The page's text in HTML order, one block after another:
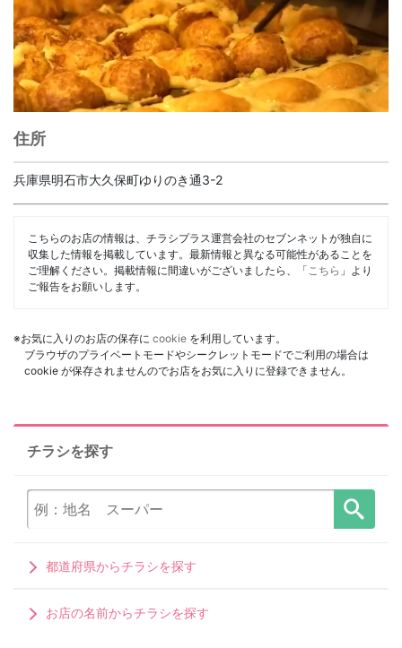
住所
兵庫県明石市大久保町ゆりのき通3-2
こちらのお店の情報は、チラシプラス運営会社のセブンネットが独自に
収集した情報を掲載しています。最新情報と異なる可能性があることを
ご理解ください。掲載情報に間違いがございましたら、「 こちら 」より
ご報告をお願いします。
※お気に入りのお店の保存に cookie を利用しています。
ブラウザのプライベートモードやシークレットモードでご利用の場合は
cookie が保存されませんのでお店をお気に入りに登録できません。
チラシを探す
都道府県からチラシを探す
お店の名前からチラシを探す